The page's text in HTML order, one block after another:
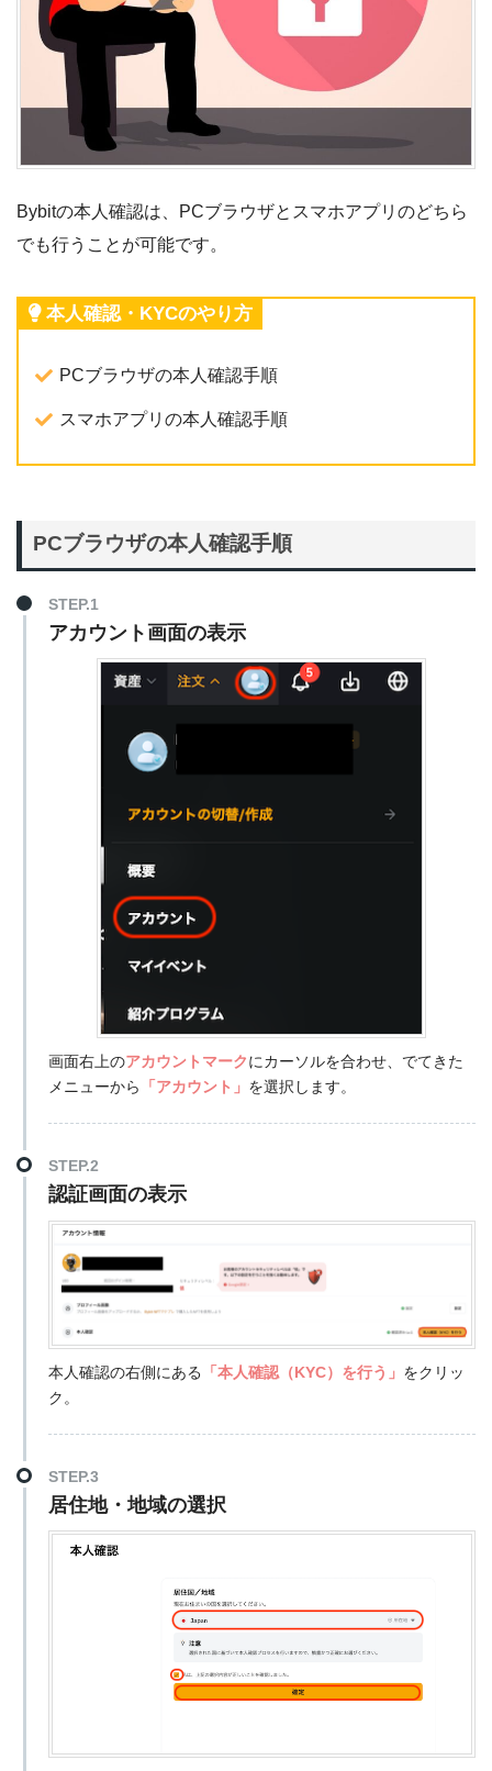
Bybitの本人確認は、PCブラウザとスマホアプリのどちら
でも行うことが可能です。
本人確認・KYCのやり方
PCブラウザの本人確認手順
スマホアプリの本人確認手順
PCブラウザの本人確認手順
STEP.1
アカウント画面の表示
画面右上のアカウントマークにカーソルを合わせ、でてきた
メニューから
「アカウント」 を選択します。
STEP.2
認証画面の表示
本人確認の右側にある 「本人確認（KYC）を行う」 をクリッ
ク。
STEP.3
居住地・地域の選択